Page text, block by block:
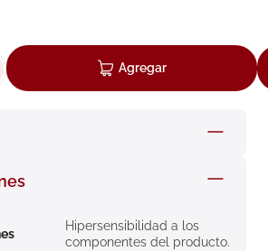
Agregar
Hipersensibilidad a los
componentes del producto.